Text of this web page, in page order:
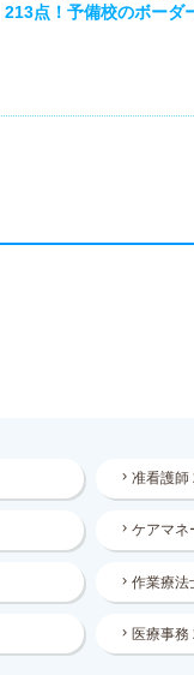
213点！予備校のボーダ
准看護師
ケアマネ
作業療法
医療事務